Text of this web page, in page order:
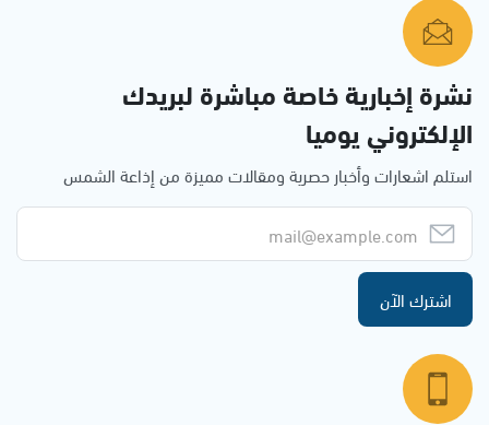
نشرة إخبارية خاصة مباشرة لبريدك
الإلكتروني يوميا
استلم اشعارات وأخبار حصرية ومقالات مميزة من إذاعة الشمس
اشترك الآن